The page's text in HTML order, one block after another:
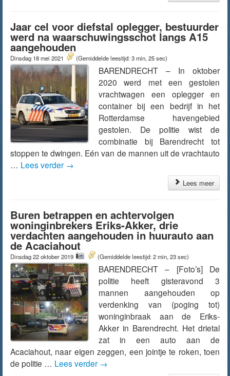
Jaar cel voor diefstal oplegger, bestuurder
werd na waarschuwingsschot langs A15
aangehouden
Dinsdag 18 mei 2021 (Gemiddelde leestijd: 3 min, 25 sec)
BARENDRECHT – In oktober
2020 werd met een gestolen
vrachtwagen een oplegger en
container bij een bedrijf in het
Rotterdamse havengebied
gestolen. De politie wist de
combinatie bij Barendrecht tot
stoppen te dwingen. Eén van de mannen uit de vrachtauto
… Lees verder →
Lees meer
Buren betrappen en achtervolgen
woninginbrekers Eriks-Akker, drie
verdachten aangehouden in huurauto aan
de Acaciahout
Dinsdag 22 oktober 2019 (Gemiddelde leestijd: 2 min, 23 sec)
BARENDRECHT – [Foto’s] De
politie heeft gisteravond 3
mannen aangehouden op
verdenking van (poging tot)
woninginbraak aan de Eriks-
Akker in Barendrecht. Het drietal
zat in een auto aan de
Acaciahout, naar eigen zeggen, een jointje te roken, toen
de politie … Lees verder →